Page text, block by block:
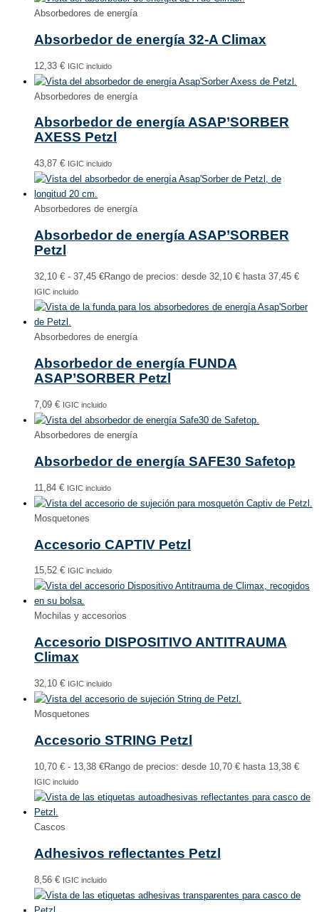
Absorbedores de energía
Absorbedor de energía 32-A Climax
12,33 € IGIC incluido
Absorbedores de energía
Absorbedor de energía ASAP’SORBER
AXESS Petzl
43,87 € IGIC incluido
Absorbedores de energía
Absorbedor de energía ASAP’SORBER
Petzl
32,10 € - 37,45 €Rango de precios: desde 32,10 € hasta 37,45 €
IGIC incluido
Absorbedores de energía
Absorbedor de energía FUNDA
ASAP’SORBER Petzl
7,09 € IGIC incluido
Absorbedores de energía
Absorbedor de energía SAFE30 Safetop
11,84 € IGIC incluido
Mosquetones
Accesorio CAPTIV Petzl
15,52 € IGIC incluido
Mochilas y accesorios
Accesorio DISPOSITIVO ANTITRAUMA
Climax
32,10 € IGIC incluido
Mosquetones
Accesorio STRING Petzl
10,70 € - 13,38 €Rango de precios: desde 10,70 € hasta 13,38 €
IGIC incluido
Cascos
Adhesivos reflectantes Petzl
8,56 € IGIC incluido